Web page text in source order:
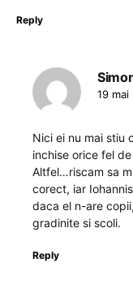
Reply
19 mai
Nici ei nu mai stiu
inchise orice fel
Altfel…riscam sa
corect, iar
daca el n-are
gradinite si scoli.
Reply